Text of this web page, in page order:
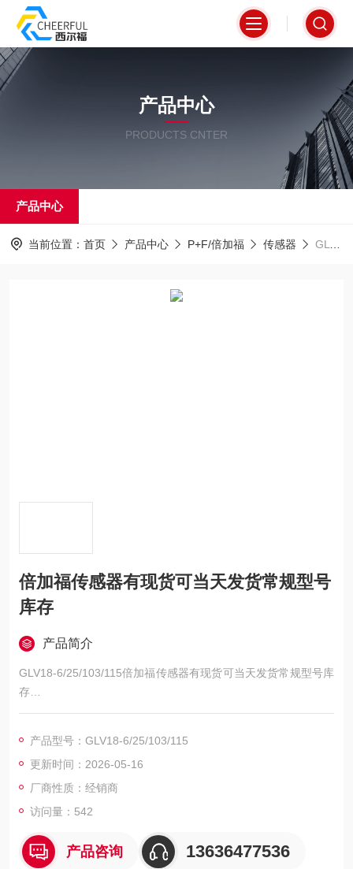
产品中心
PRODUCTS CNTER
产品中心
当前位置： 首页 产品中心 P+F/倍加福 传感器 GLV18-6/25/103/115倍加福传感器有现货可当天发货常规型号库存
倍加福传感器有现货可当天发货常规型号
库存
产品简介
GLV18-6/25/103/115倍加福传感器有现货可当天发货常规型号库
存
开关类型亮/暗时接通
与标准和规范体系的*性
符合标准
产品标准EN 标准 60947-5-2:2007
IEC 60947-5-2:2007
防护等级IP67
连接2 m 固定电缆
产品型号：GLV18-6/25/103/115
更新时间：2026-05-16
厂商性质：经销商
访问量：542
产品咨询 13636477536